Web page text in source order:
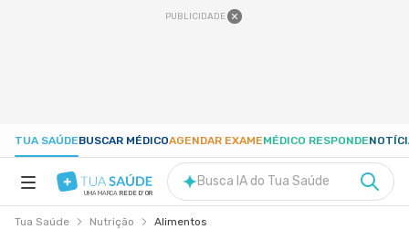
PUBLICIDADE
TUA SAÚDEBUSCAR MÉDICOAGENDAR EXAMEMÉDICO RESPONDE
UMA MARCA REDE D'OR
Busca IA do Tua Saúde
Tua Saúde Nutrição Alimentos